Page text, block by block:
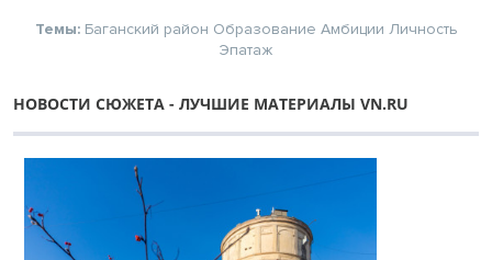
Темы: Баганский район Образование Амбиции Личность
Эпатаж
НОВОСТИ СЮЖЕТА - ЛУЧШИЕ МАТЕРИАЛЫ VN.RU